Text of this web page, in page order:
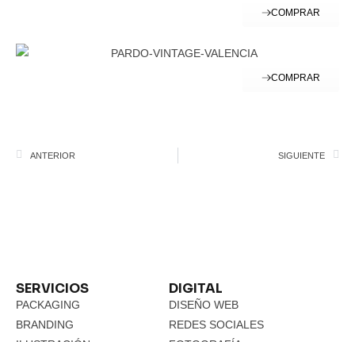
COMPRAR
COMPRAR
ANTERIOR SIGUIENTE
SERVICIOS
PACKAGING
BRANDING
DIGITAL
DISEÑO WEB
REDES SOCIALES